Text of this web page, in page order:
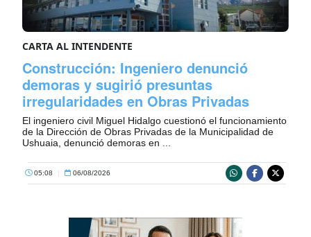
CARTA AL INTENDENTE
Construcción: Ingeniero denunció
demoras y sugirió presuntas
irregularidades en Obras Privadas
El ingeniero civil Miguel Hidalgo cuestionó el funcionamiento
de la Dirección de Obras Privadas de la Municipalidad de
Ushuaia, denunció demoras en ...
05:08 06/08/2026